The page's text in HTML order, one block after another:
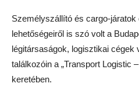
Személyszállító és cargo-járatok
lehetőségeiről is szó volt a
légitársaságok, logisztikai cégek
találkozóin a „Transport Logistic
keretében.